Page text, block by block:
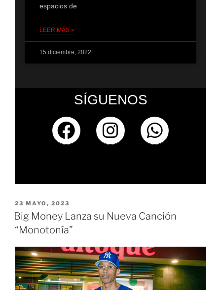
espacios de
LEER MÁS »
15 diciembre, 2022
SÍGUENOS
23 MAYO, 2023
Big Money Lanza su Nueva Canción
“Monotonía”